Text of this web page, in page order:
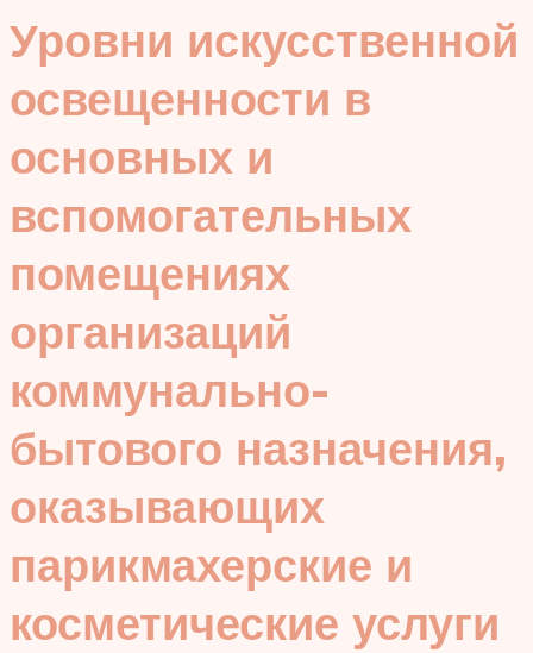
Уровни искусственной
освещенности в
основных и
вспомогательных
помещениях
организаций
коммунально-
бытового назначения,
оказывающих
парикмахерские и
косметические услуги